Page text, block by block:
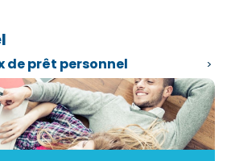
de prêt personnel